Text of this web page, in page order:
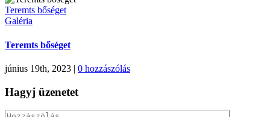
Teremts bőséget
Galéria
Teremts bőséget
június 19th, 2023 | 0 hozzászólás
Hagyj üzenetet
Hozzászólás